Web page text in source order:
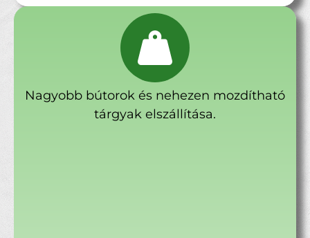
Nagyobb bútorok és nehezen mozdítható
tárgyak elszállítása.